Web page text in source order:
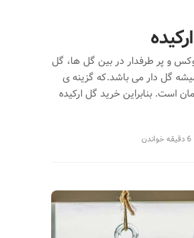
و پر طرفدار در بین گل ها، گل
گل دار می باشد.که گزینه ی
است. بنابراین خرید گل ارکیده
6 دقیقه خواندن